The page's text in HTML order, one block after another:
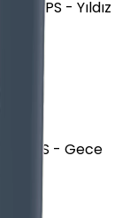
- GPS - Yıldız
- GPS - Gece